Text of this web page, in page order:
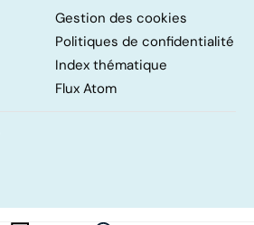
Gestion des cookies
Politiques de confidentialité
Index thématique
Flux Atom